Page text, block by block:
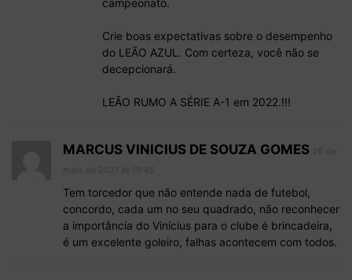
Crie boas expectativas sobre o desempenho
do LEÃO AZUL. Com certeza, você não se
decepcionará.
LEÃO RUMO A SÉRIE A-1 em 2022.!!!
MARCUS VINICIUS DE SOUZA GOMES
Tem torcedor que não entende nada de futebol,
concordo, cada um no seu quadrado, não reconhecer
a importância do Vinícius para o clube é brincadeira,
é um excelente goleiro, falhas acontecem com todos.